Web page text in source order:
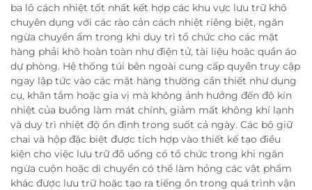
ba lô cách nhiệt tốt nhất kết hợp các khu vực lưu trữ khô
chuyên dụng với các rào cản cách nhiệt riêng biệt, ngăn
ngừa chuyển ẩm trong khi duy trì tổ chức cho các mặt
hàng phải khô hoàn toàn như điện tử, tài liệu hoặc quần áo
dự phòng. Hệ thống túi bên ngoài cung cấp quyền truy cập
ngay lập tức vào các mặt hàng thường cần thiết như dụng
cụ, khăn tắm hoặc gia vị mà không ảnh hưởng đến độ kín
nhiệt của buồng làm mát chính, giảm mất không khí lạnh
và duy trì nhiệt độ ổn định trong suốt cả ngày. Các bộ giữ
chai và hộp đặc biệt được tích hợp vào thiết kế tạo điều
kiện cho việc lưu trữ đồ uống có tổ chức trong khi ngăn
ngừa cuộn hoặc di chuyển có thể làm hỏng các vật phẩm
khác được lưu trữ hoặc tạo ra tiếng ồn trong quá trình vận